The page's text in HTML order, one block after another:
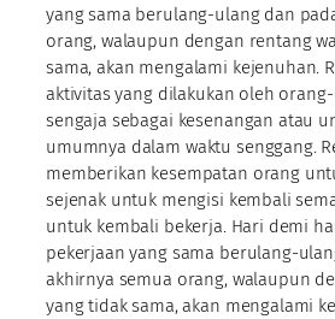
yang sama berulang-ulang dan
orang, walaupun dengan rentang
sama, akan mengalami kejenuhan.
aktivitas yang dilakukan oleh
sengaja sebagai kesenangan atau
umumnya dalam waktu senggang.
memberikan kesempatan orang
sejenak untuk mengisi kembali
untuk kembali bekerja. Hari demi
pekerjaan yang sama berulang-
akhirnya semua orang, walaupun
yang tidak sama, akan mengalami